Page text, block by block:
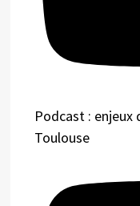
Podcast : enjeux
Toulouse